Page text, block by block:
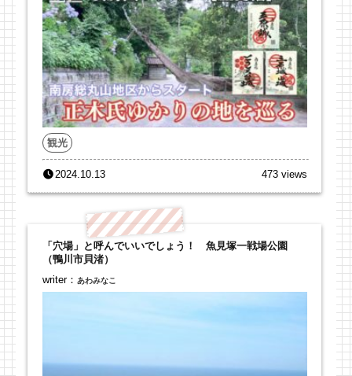
観光
2024.10.13 473 views
「穴場」と呼んでいいでしょう！ 魚見塚一戦場公園
（鴨川市貝渚）
writer： あわみなこ